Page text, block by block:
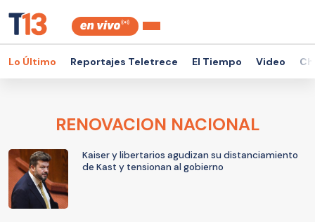
Lo Último Reportajes Teletrece El Tiempo Video
RENOVACION NACIONAL
Kaiser y libertarios agudizan su distanciamiento
de Kast y tensionan al gobierno